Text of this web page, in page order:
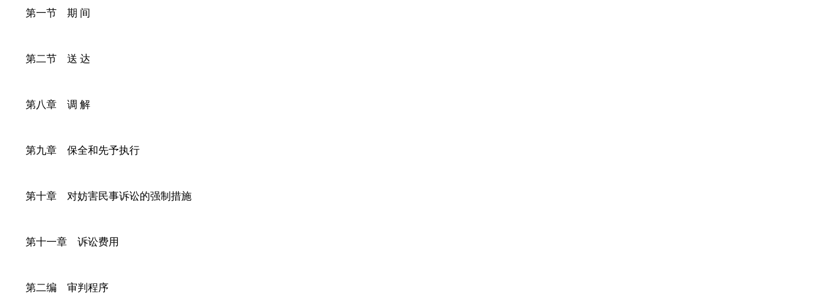
第一节 期 间
第二节 送 达
第八章 调 解
第九章 保全和先予执行
第十章 对妨害民事诉讼的强制措施
第十一章 诉讼费用
第二编 审判程序